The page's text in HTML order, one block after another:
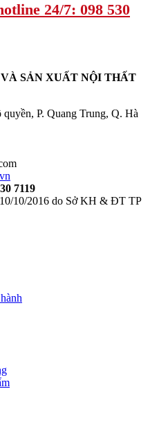
24/7: 098 530
SẢN XUẤT NỘI THẤT
P. Quang Trung, Q. Hà
7119
10/2016 do Sở KH & ĐT TP